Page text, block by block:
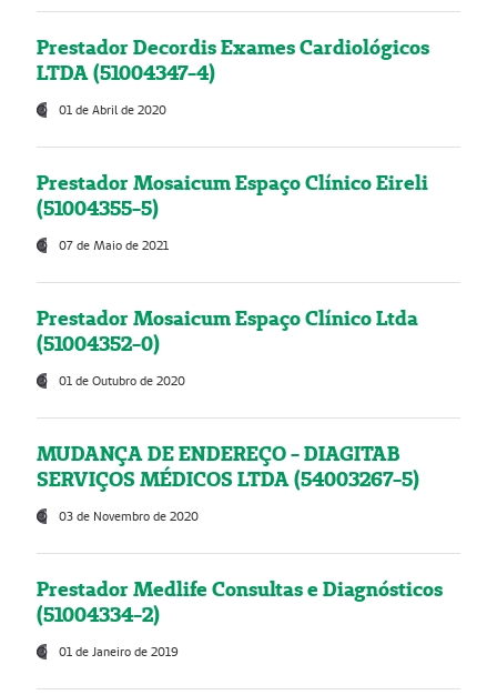
Prestador Decordis Exames Cardiológicos
LTDA (51004347-4)
01 de Abril de 2020
Prestador Mosaicum Espaço Clínico Eireli
(51004355-5)
07 de Maio de 2021
Prestador Mosaicum Espaço Clínico Ltda
(51004352-0)
01 de Outubro de 2020
MUDANÇA DE ENDEREÇO - DIAGITAB
SERVIÇOS MÉDICOS LTDA (54003267-5)
03 de Novembro de 2020
Prestador Medlife Consultas e Diagnósticos
(51004334-2)
01 de Janeiro de 2019